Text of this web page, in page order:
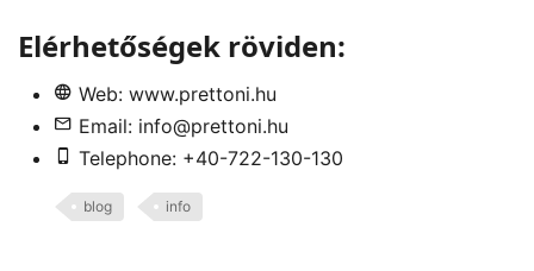
Elérhetőségek röviden:
Web: www.prettoni.hu
Email: info@prettoni.hu
Telephone: +40-722-130-130
blog info